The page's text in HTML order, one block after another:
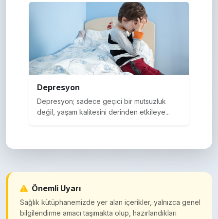
Depresyon
Depresyon; sadece geçici bir mutsuzluk
değil, yaşam kalitesini derinden etkileye...
Önemli Uyarı
Sağlık kütüphanemizde yer alan içerikler, yalnızca genel
bilgilendirme amacı taşımakta olup, hazırlandıkları